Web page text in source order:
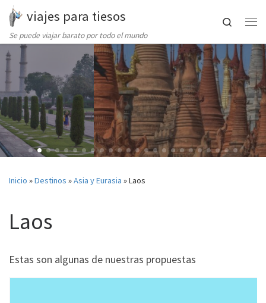
Saltar al contenido
viajes para tiesos
Se puede viajar barato por todo el mundo
Search
Inicio »Destinos »Asia y Eurasia »Laos
Laos
Estas son algunas de nuestras propuestas